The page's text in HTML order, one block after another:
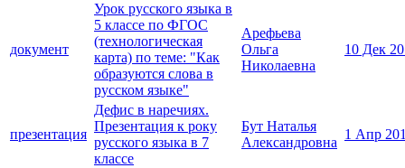
документ
Урок русского языка в
5 классе по ФГОС
(технологическая
карта) по теме: "Как
образуются слова в
русском языке"
Арефьева
Ольга
Николаевна
10 Дек
презентация
Дефис в наречиях.
Презентация к року
русского языка в 7
классе
Бут Наталья
Александровна
1 Апр